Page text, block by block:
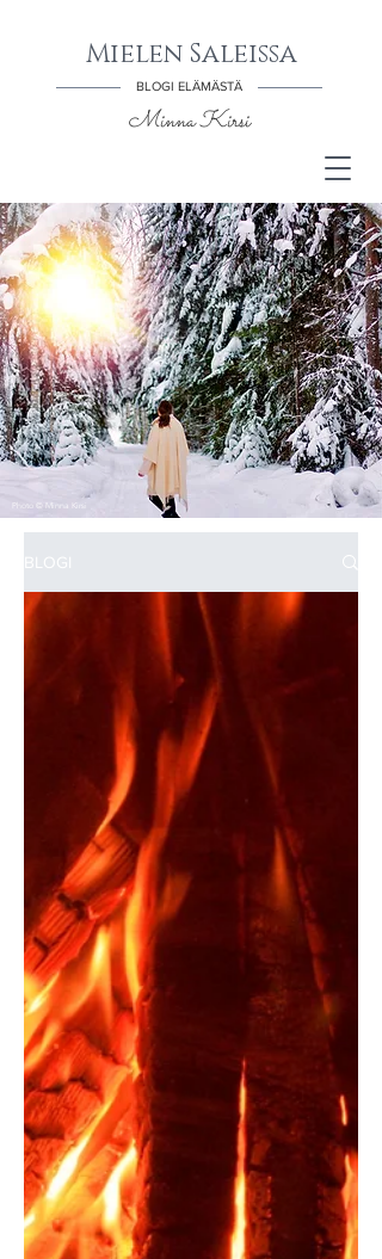
Minna Kirsi
Mielen Saleissa
BLOGI ELÄMÄSTÄ
Photo © Minna Kirsi
BLOGI